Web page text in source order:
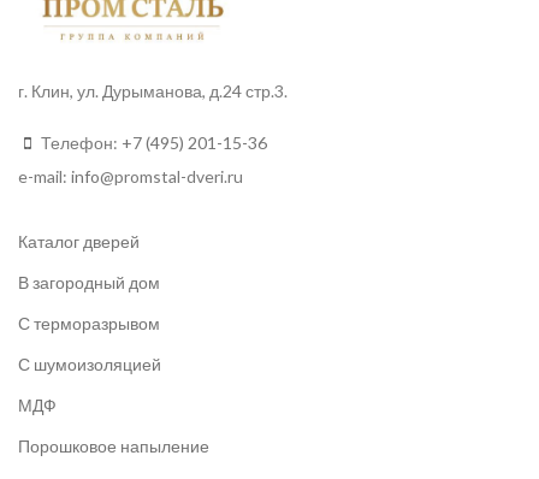
г. Клин, ул. Дурыманова, д.24 стр.3.
Телефон: +7 (495) 201-15-36
e-mail: info@promstal-dveri.ru
Каталог дверей
В загородный дом
С терморазрывом
С шумоизоляцией
МДФ
Порошковое напыление